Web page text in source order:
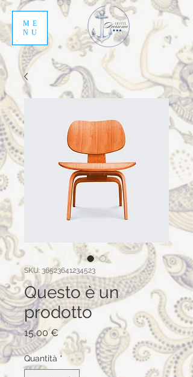
ME
NU
SKU: 36523641234523
Questo è un
prodotto
15,00 €Prezzo
Quantità *